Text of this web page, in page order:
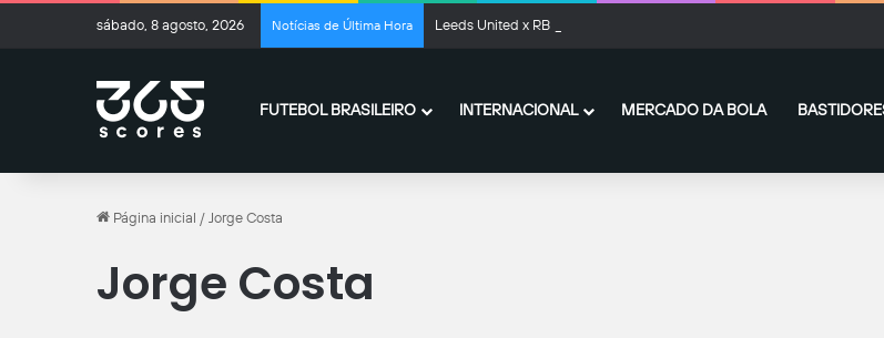
sábado, 8 agosto, 2026 Notícias de Última Hora Leeds United x RB Leipzig: onde assistir ao vivo, horário e prováveis
FUTEBOL BRASILEIRO INTERNACIONAL MERCADO DA BOLA
Página inicial / Jorge Costa
Jorge Costa